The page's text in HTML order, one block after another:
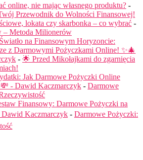
online, nie mając własnego produktu? -
Przewodnik do Wolności Finansowej!
lokata czy skarbonka – co wybrać -
– Metoda Milionerów
na Finansowym Horyzoncie:
z Darmowymi Pożyczkami Online! ✨🎄
- 🌟 Przed Mikołajkami do zgarnięcia
Jak Darmowe Pożyczki Online
- Dawid Kaczmarczyk - Darmowe
Finansowy: Darmowe Pożyczki na
Kaczmarczyk - Darmowe Pożyczki: